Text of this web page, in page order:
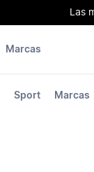
Las
Sport Marcas
Marcas